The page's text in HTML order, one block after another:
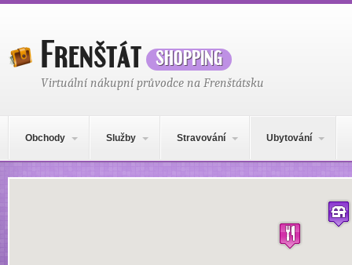
Frenštátshopping
Virtuální nákupní průvodce na Frenštátsku
Obchody Služby Stravování Ubytování
Mapa obsahu